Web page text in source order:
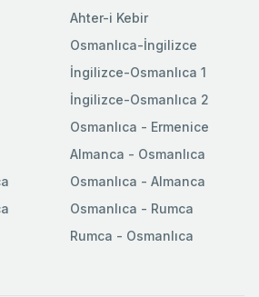
Ahter-i Kebir
Osmanlıca-İngilizce
İngilizce-Osmanlıca 1
İngilizce-Osmanlıca 2
Osmanlıca - Ermenice
Almanca - Osmanlıca
Osmanlıca - Almanca
Osmanlıca - Rumca
Rumca - Osmanlıca